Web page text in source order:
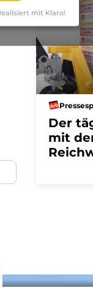
Der
mit
mit Klaro!